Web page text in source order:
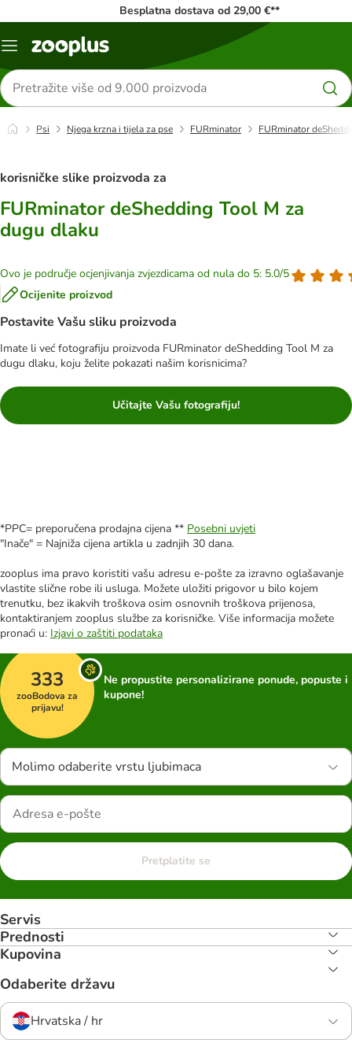
Besplatna dostava od 29,00 €**
Izbornik
Traži
proizvode
Psi Njega krzna i tijela za pse FURminator FURminator
korisničke slike proizvoda za
FURminator deShedding Tool M za
dugu dlaku
Ovo je područje ocjenjivanja zvjezdicama od nula do 5: 5.0/5
Ocijenite proizvod
Postavite Vašu sliku proizvoda
Imate li već fotografiju proizvoda FURminator deShedding Tool M za
dugu dlaku, koju želite pokazati našim korisnicima?
Učitajte Vašu fotografiju!
*PPC= preporučena prodajna cijena ** Posebni uvjeti
"Inače" = Najniža cijena artikla u zadnjih 30 dana.
zooplus ima pravo koristiti vašu adresu e-pošte za izravno oglašavanje
vlastite slične robe ili usluga. Možete uložiti prigovor u bilo kojem
trenutku, bez ikakvih troškova osim osnovnih troškova prijenosa,
kontaktiranjem zooplus službe za korisničke. Više informacija možete
pronaći u: Izjavi o zaštiti podataka
333
zooBodova za
prijavu!
Ne propustite personalizirane ponude, popuste i
kupone!
Molimo odaberite vrstu ljubimaca
Pretplatite se
Servis
Prednosti
Kupovina
Odaberite državu
Hrvatska / hr